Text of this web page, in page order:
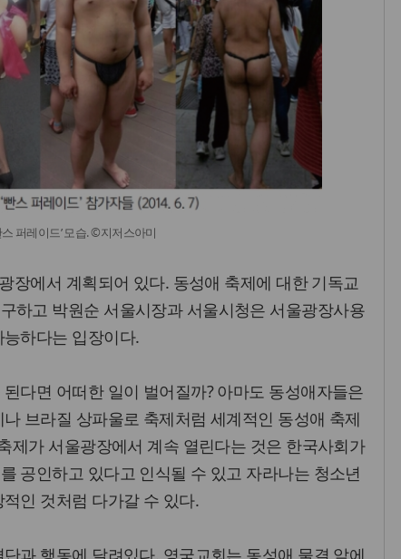
퍼레이드’ 모습. ©지저스아미
장에서 계획되어 있다. 동성애 축제에 대한 기독교
하고 박원순 서울시장과 서울시청은 서울광장사용
하다는 입장이다.
다면 어떠한 일이 벌어질까? 아마도 동성애자들은
브라질 상파울로 축제처럼 세계적인 동성애 축제
제가 서울광장에서 계속 열린다는 것은 한국사회가
공인하고 있다고 인식될 수 있고 자라나는 청소년
인 것처럼 다가갈 수 있다.
과 행동에 달려있다. 영국교회는 동성애 물결 앞에